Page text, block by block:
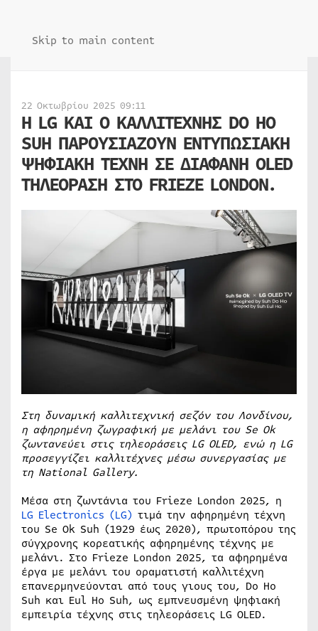
Skip to main content
22 Οκτωβρίου 2025 09:11
Η LG ΚΑΙ Ο ΚΑΛΛΙΤΕΧΝΗΣ DO HO
SUH ΠΑΡΟΥΣΙΑΖΟΥΝ ΕΝΤΥΠΩΣΙΑΚΗ
ΨΗΦΙΑΚΗ ΤΕΧΝΗ ΣΕ ΔΙΑΦΑΝΗ OLED
ΤΗΛΕΟΡΑΣΗ ΣΤΟ FRIEZE LONDON.
Στη δυναμική καλλιτεχνική σεζόν του Λονδίνου,
η αφηρημένη ζωγραφική με μελάνι του Se Ok
ζωντανεύει στις τηλεοράσεις LG OLED, ενώ η LG
προσεγγίζει καλλιτέχνες μέσω συνεργασίας με
τη National Gallery.
Μέσα στη ζωντάνια του Frieze London 2025, η
LG Electronics (LG) τιμά την αφηρημένη τέχνη
του Se Ok Suh (1929 έως 2020), πρωτοπόρου της
σύγχρονης κορεατικής αφηρημένης τέχνης με
μελάνι. Στο Frieze London 2025, τα αφηρημένα
έργα με μελάνι του οραματιστή καλλιτέχνη
επανερμηνεύονται από τους γιους του, Do Ho
Suh και Eul Ho Suh, ως εμπνευσμένη ψηφιακή
εμπειρία τέχνης στις τηλεοράσεις LG OLED.